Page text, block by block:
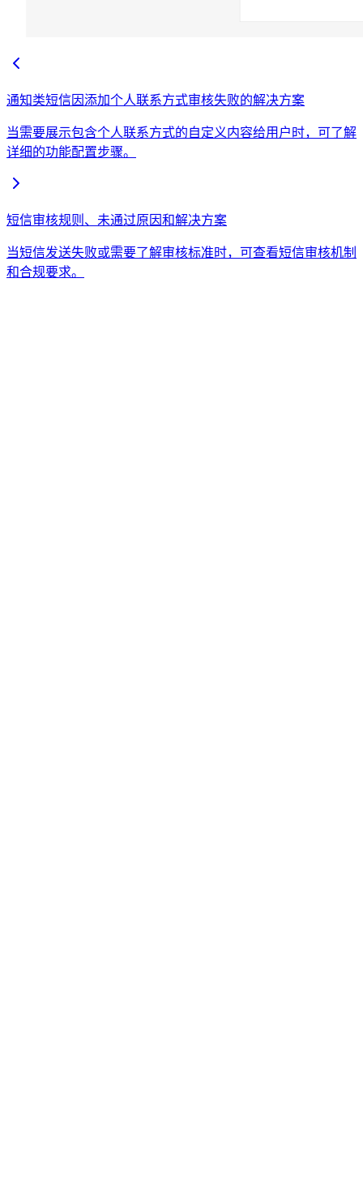
通知类短信因添加个人联系方式审核失败的解决方案
当需要展示包含个人联系方式的自定义内容给用户时，可了解
详细的功能配置步骤。
短信审核规则、未通过原因和解决方案
当短信发送失败或需要了解审核标准时，可查看短信审核机制
和合规要求。